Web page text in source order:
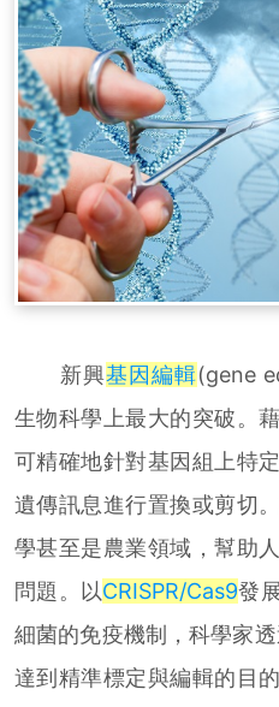
新興基因編輯(gene
生物科學上最大的突破。
可精確地針對基因組上特
遺傳訊息進行置換或剪切
學甚至是農業領域，幫助
問題。以CRISPR/Cas9發
細菌的免疫機制，科學家
達到精準標定與編輯的目